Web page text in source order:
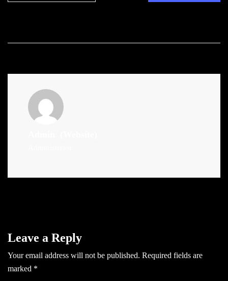
Leave a Reply
Your email address will not be published. Required fields are
marked *